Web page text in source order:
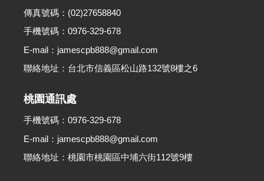
傳真號碼：(02)27658840
手機號碼：0976-329-678
E-mail：jamescpb888@gmail.com
聯絡地址：台北市信義區松山路132號8樓之6
桃園通訊處
手機號碼：0976-329-678
E-mail：jamescpb888@gmail.com
聯絡地址：桃園市桃園區中埔六街112號9樓